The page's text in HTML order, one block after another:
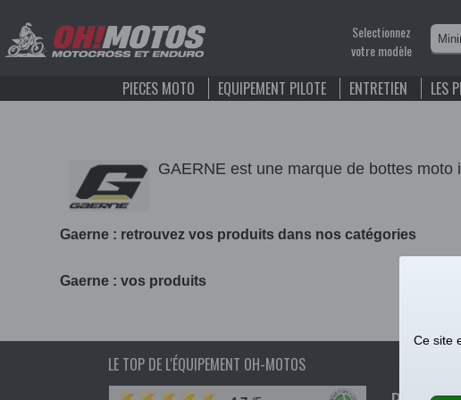
Selectionnez
votre modèle
PIECES MOTO EQUIPEMENT PILOTE ENTRETIEN LES
GAERNE est une marque de bottes
Gaerne : retrouvez vos produits dans nos catégories
Gaerne : vos produits
LE TOP DE L'ÉQUIPEMENT OH-MOTOS
Ce site